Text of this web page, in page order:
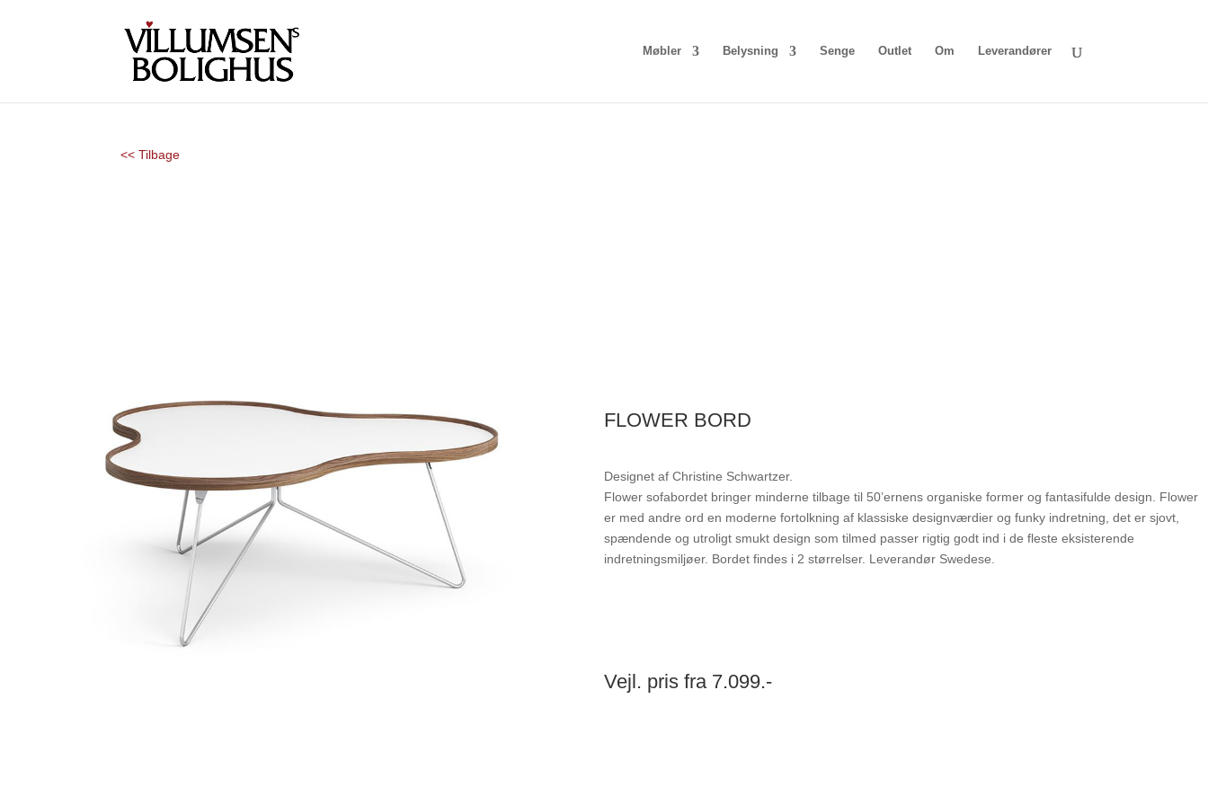
Møbler Belysning Senge Outlet Om Leverandører
<< Tilbage
FLOWER BORD
Designet af Christine Schwartzer.
Flower sofabordet bringer minderne tilbage til 50’ernens organiske former og fantasifulde design. Flower
er med andre ord en moderne fortolkning af klassiske designværdier og funky indretning, det er sjovt,
spændende og utroligt smukt design som tilmed passer rigtig godt ind i de fleste eksisterende
indretningsmiljøer. Bordet findes i 2 størrelser. Leverandør Swedese.
Vejl. pris fra 7.099.-